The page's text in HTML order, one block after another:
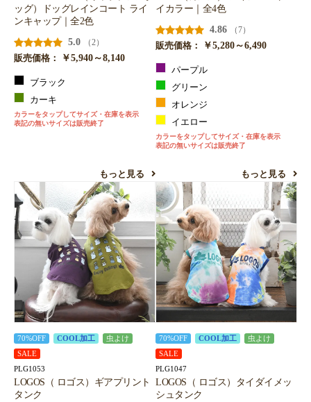
ッグ）ドッグレインコート ライ
ンキャップ｜全2色
5.0
（2）
販売価格：
￥5,940～8,140
ブラック
カーキ
カラーをタップしてサイズ・在庫を表示
表記の無いサイズは販売終了
もっと見る
イカラー｜全4色
4.86
（7）
販売価格：
￥5,280～6,490
パープル
グリーン
オレンジ
イエロー
カラーをタップしてサイズ・在庫を表示
表記の無いサイズは販売終了
もっと見る
70%OFF COOL加工
虫よけ
SALE
PLG1053
LOGOS（ ロゴス）ギアプリント
タンク
70%OFF COOL加工
虫よけ
SALE
PLG1047
LOGOS（ ロゴス）タイダイメッ
シュタンク